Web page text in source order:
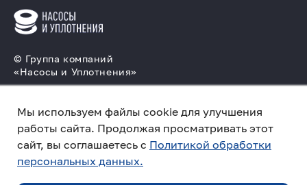
Мы используем файлы cookie для улучшения
работы сайта. Продолжая просматривать этот
сайт, вы соглашаетесь с Политикой обработки
персональных данных.
© Группа компаний
«Насосы и Уплотнения»
торцовых уплотнений
Политика конфиденциальности
Создано в компании
продвигать и продавать